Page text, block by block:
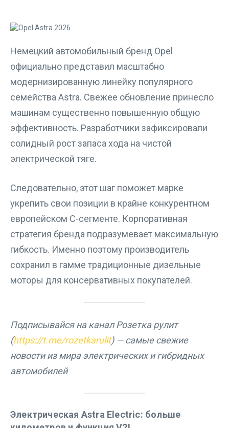
Немецкий автомобильный бренд Opel
официально представил масштабно
модернизированную линейку популярного
семейства Astra. Свежее обновление принесло
машинам существенно повышенную общую
эффективность. Разработчики зафиксировали
солидный рост запаса хода на чистой
электрической тяге.
Следовательно, этот шаг поможет марке
укрепить свои позиции в крайне конкурентном
европейском C-сегменте. Корпоративная
стратегия бренда подразумевает максимальную
гибкость. Именно поэтому производитель
сохранил в гамме традиционные дизельные
моторы для консервативных покупателей.
Подписывайся на канал Розетка рулит
(https://t.me/rozetkarulit) — самые свежие
новости из мира электрических и гибридных
автомобилей
Электрическая Astra Electric: больше